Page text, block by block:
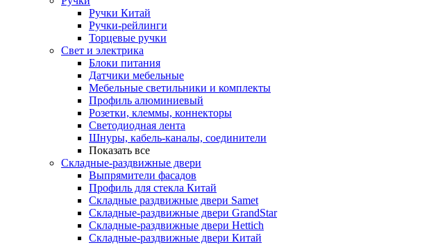
Ручки Китай
Ручки-рейлинги
Торцевые ручки
Свет и электрика
Блоки питания
Датчики мебельные
Мебельные светильники и комплекты
Профиль алюминиевый
Розетки, клеммы, коннекторы
Светодиодная лента
Шнуры, кабель-каналы, соединители
Показать все
Складные-раздвижные двери
Выпрямители фасадов
Профиль для стекла Китай
Складные раздвижные двери Samet
Складные-раздвижные двери GrandStar
Складные-раздвижные двери Hettich
Складные-раздвижные двери Китай